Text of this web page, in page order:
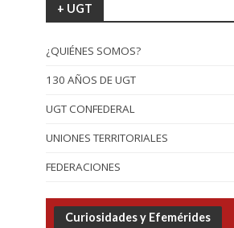
+ UGT
¿QUIÉNES SOMOS?
130 AÑOS DE UGT
UGT CONFEDERAL
UNIONES TERRITORIALES
FEDERACIONES
Curiosidades y Efemérides